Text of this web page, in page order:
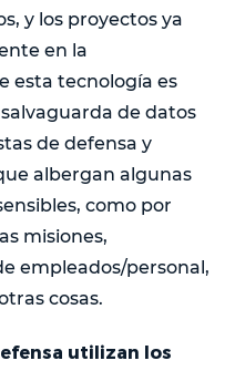
y los proyectos ya
en la
esta tecnología es
de datos
de defensa y
albergan algunas
como por
misiones,
empleados/personal,
cosas.
utilizan los